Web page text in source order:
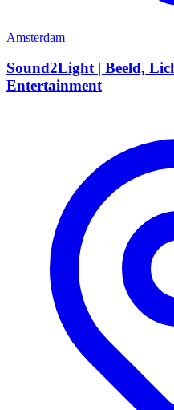
Amsterdam
Sound2Light | Beeld,
Entertainment